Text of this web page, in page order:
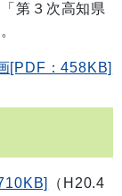
第３次高知県
[PDF：458KB]
（H20.4